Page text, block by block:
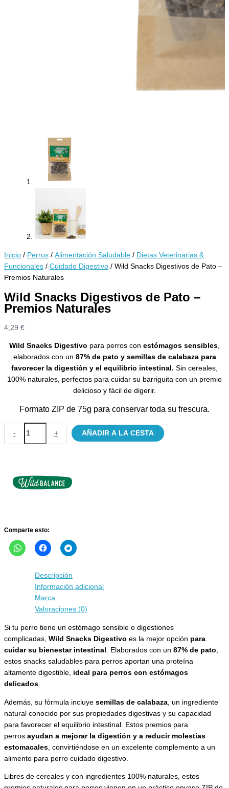
Inicio / Perros / Alimentación Saludable / Dietas Veterinarias &
Funcionales / Cuidado Digestivo / Wild Snacks Digestivos de Pato –
Premios Naturales
Wild Snacks Digestivos de Pato –
Premios Naturales
4,29 €
Wild Snacks Digestivo para perros con estómagos sensibles,
elaborados con un 87% de pato y semillas de calabaza para
favorecer la digestión y el equilibrio intestinal. Sin cereales,
100% naturales, perfectos para cuidar su barriguita con un premio
delicioso y fácil de digerir.
Formato ZIP de 75g para conservar toda su frescura.
-
Snacks
+ AÑADIR A LA CESTA
Comparte esto:
Descripción
Información adicional
Marca
Valoraciones (0)
Si tu perro tiene un estómago sensible o digestiones
complicadas, Wild Snacks Digestivo es la mejor opción para
cuidar su bienestar intestinal . Elaborados con un 87% de pato,
estos snacks saludables para perros aportan una proteína
altamente digestible, ideal para perros con estómagos
delicados.
Además, su fórmula incluye semillas de calabaza , un ingrediente
natural conocido por sus propiedades digestivas y su capacidad
para favorecer el equilibrio intestinal. Estos premios para
perros ayudan a mejorar la digestión y a reducir molestias
estomacales , convirtiéndose en un excelente complemento a un
alimento para perro cuidado digestivo.
Libres de cereales y con ingredientes 100% naturales, estos